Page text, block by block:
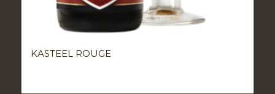
KASTEEL ROUGE